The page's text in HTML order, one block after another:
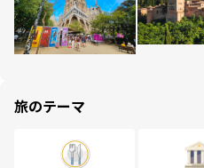
旅のテーマ